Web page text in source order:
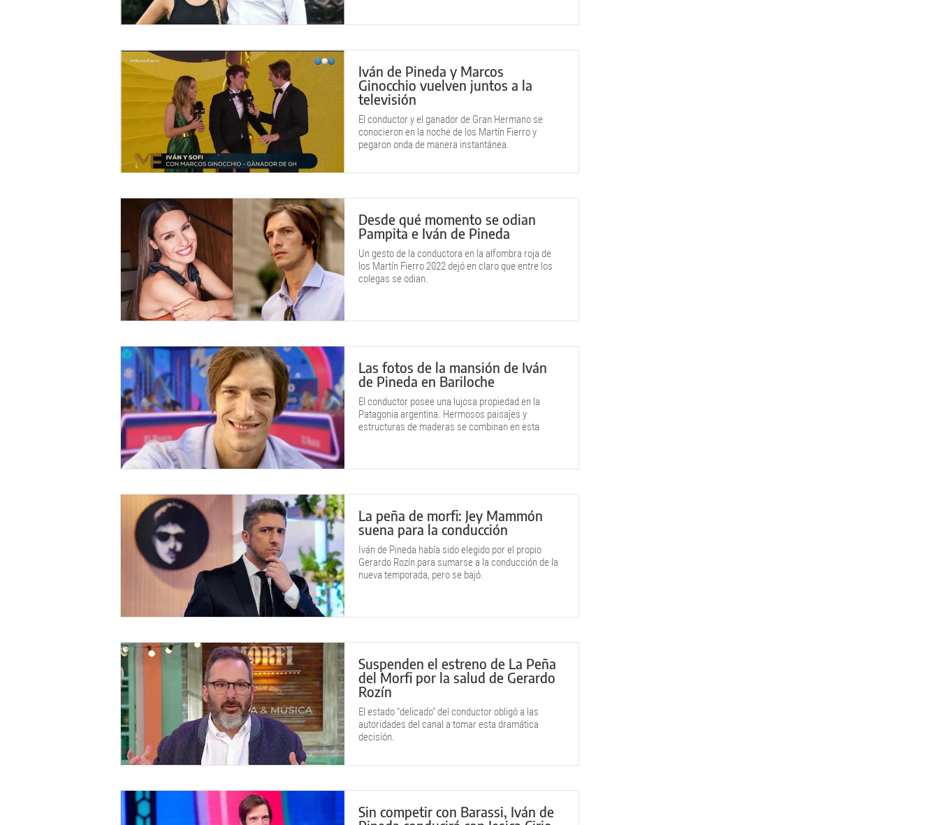
Iván de Pineda y Marcos
Ginocchio vuelven juntos a la
televisión
El conductor y el ganador de Gran Hermano se
conocieron en la noche de los Martín Fierro y
pegaron onda de manera instantánea.
Desde qué momento se odian
Pampita e Iván de Pineda
Un gesto de la conductora en la alfombra roja de
los Martín Fierro 2022 dejó en claro que entre los
colegas se odian.
Las fotos de la mansión de Iván
de Pineda en Bariloche
El conductor posee una lujosa propiedad en la
Patagonia argentina. Hermosos paisajes y
estructuras de maderas se combinan en esta
La peña de morfi: Jey Mammón
suena para la conducción
Iván de Pineda había sido elegido por el propio
Gerardo Rozín para sumarse a la conducción de la
nueva temporada, pero se bajó.
Suspenden el estreno de La Peña
del Morfi por la salud de Gerardo
Rozín
El estado "delicado" del conductor obligó a las
autoridades del canal a tomar esta dramática
decisión.
Sin competir con Barassi, Iván de